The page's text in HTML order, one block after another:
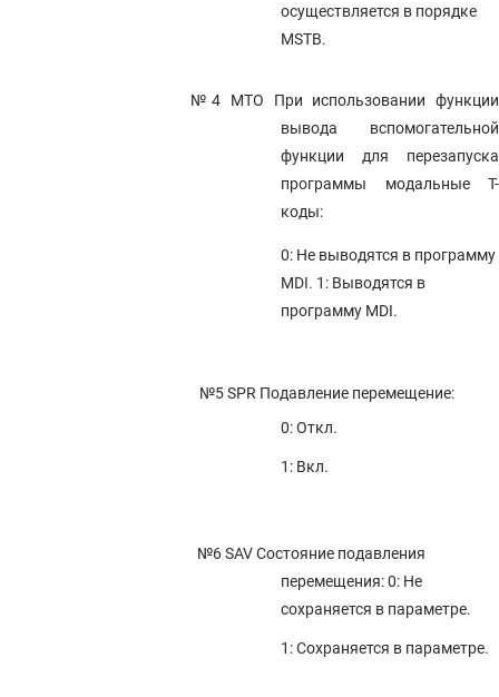
осуществляется в порядке
MSTB.
№4 MTO При использовании функции
вывода вспомогательной
функции для перезапуска
программы модальные T-
коды:
0: Не выводятся в программу
MDI. 1: Выводятся в
программу MDI.
№5 SPR Подавление перемещение:
0: Откл.
1: Вкл.
№6 SAVСостояние подавления
перемещения: 0: Не
сохраняется в параметре.
1: Сохраняется в параметре.
4.140 ПАРАМЕТРЫ УПРАВЛЕНИЯ УСКОРЕНИЕМ/ЗАМЕДЛЕНИЕМ (2 ИЗ
4.138 ПАРАМЕТРЫ ФУНКЦИИ ТОЧНЫХ КОЛЕБАНИЙ (1 ИЗ 2)
4.137 ПАРАМЕТРЫ ТОЧНОЙ НАСТРОЙКИ ПОВЕРХНОСТИ
4.136 ПАРАМЕТРЫ ОТОБРАЖЕНИЯ И РЕДАКТИРОВАНИЯ (6 ИЗ 6)
4.134 ПАРАМЕТРЫ ИНДЕКСАЦИИ НАКЛОННОЙ РАБОЧЕЙ ПЛОСКОСТИ
/ ТРЕХМЕРНОЙ РУЧНОЙ ПОДАЧИ (СЕРИЯ M)
4.133 ПАРАМЕТРЫ КОРРЕКЦИИ НА ИНСТРУМЕНТ (3 ИЗ 3)
4.130 ПАРАМЕТРЫ ЦИЛИНДРИЧЕСКОЙ ИНТЕРПОЛЯЦИИ
4.129 ПАРАМЕТРЫ КОНТУРНОГО УПРАВЛЕНИЯ ИСКУССТВЕННЫМ
4.127 ПАРАМЕТРЫ ВСТРОЕННОГО ИНТЕРФЕЙСА СЕТИ ETHERNET
4.126 ПАРАМЕТРЫ ГРАФИЧЕСКОГО ОТОБРАЖЕНИЯ (3 ИЗ 4)